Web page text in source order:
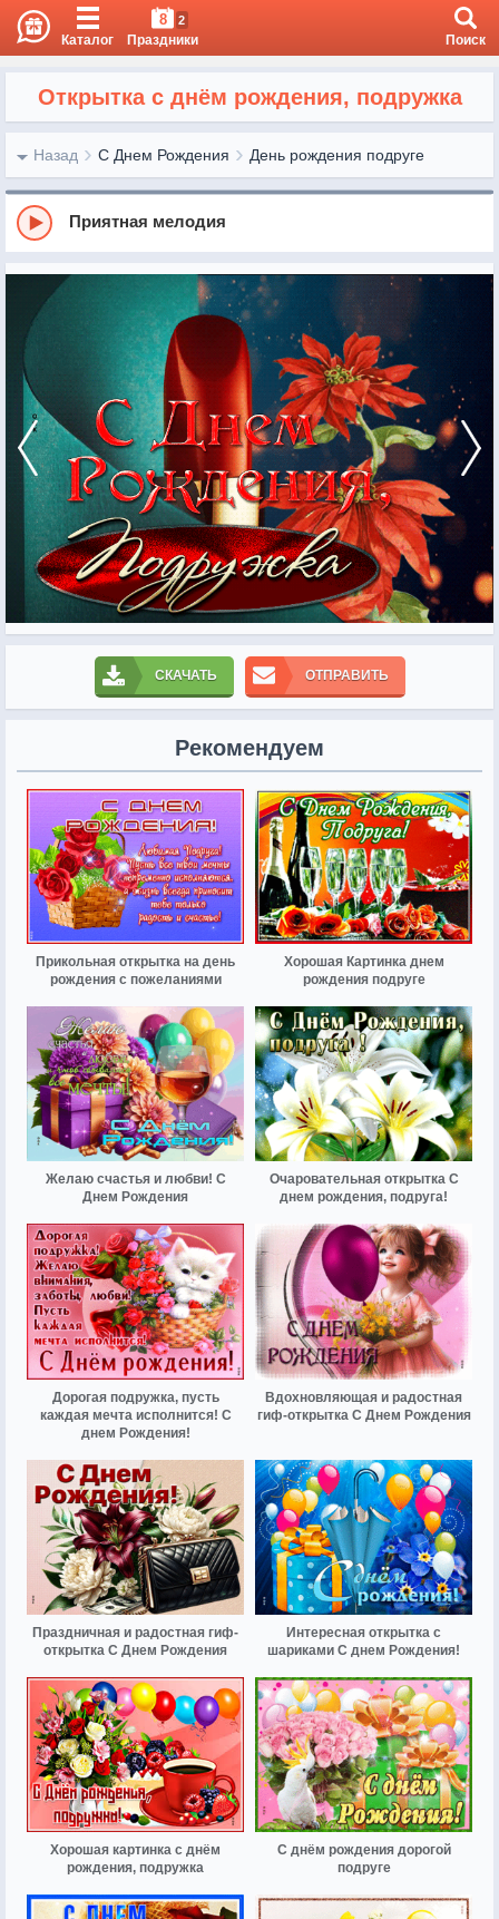
Каталог
8 2
Праздники Поиск
Открытка с днём рождения, подружка
Назад С Днем Рождения День рождения подруге
Приятная мелодия
СКАЧАТЬ ОТПРАВИТЬ
Рекомендуем
Прикольная открытка на день
рождения с пожеланиями
Хорошая Картинка днем
рождения подруге
Желаю счастья и любви! С
Днем Рождения
Очаровательная открытка С
днем рождения, подруга!
Дорогая подружка, пусть
каждая мечта исполнится! С
днем Рождения!
Вдохновляющая и радостная
гиф-открытка С Днем Рождения
Праздничная и радостная гиф-
открытка С Днем Рождения
Интересная открытка с
шариками С днем Рождения!
Хорошая картинка с днём
рождения, подружка
С днём рождения дорогой
подруге